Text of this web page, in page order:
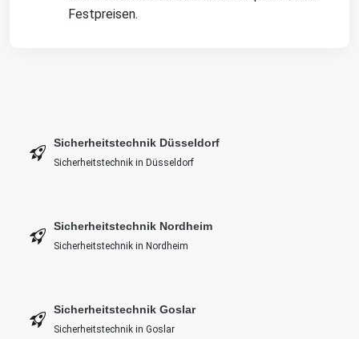
Festpreisen.
Sicherheitstechnik Düsseldorf
Sicherheitstechnik in Düsseldorf
Sicherheitstechnik Nordheim
Sicherheitstechnik in Nordheim
Sicherheitstechnik Goslar
Sicherheitstechnik in Goslar